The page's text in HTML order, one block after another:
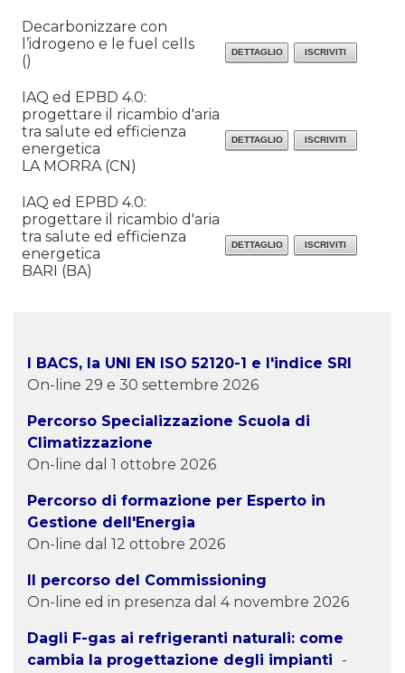
I BACS, la UNI EN ISO 52120-1 e l'indice SRI
On-line 29 e 30 settembre 2026
Percorso Specializzazione Scuola di
Climatizzazione
On-line dal 1 ottobre 2026
Percorso di formazione per Esperto in
Gestione dell'Energia
On-line dal 12 ottobre 2026
Il percorso del Commissioning
On-line ed in presenza dal 4 novembre 2026
Dagli F-gas ai refrigeranti naturali: come
cambia la progettazione degli impianti -
Decarbonizzare con
l’idrogeno e le fuel cells
()
IAQ ed EPBD 4.0:
progettare il ricambio d'aria
tra salute ed efficienza
energetica
LA MORRA (CN)
IAQ ed EPBD 4.0:
progettare il ricambio d'aria
tra salute ed efficienza
energetica
BARI (BA)